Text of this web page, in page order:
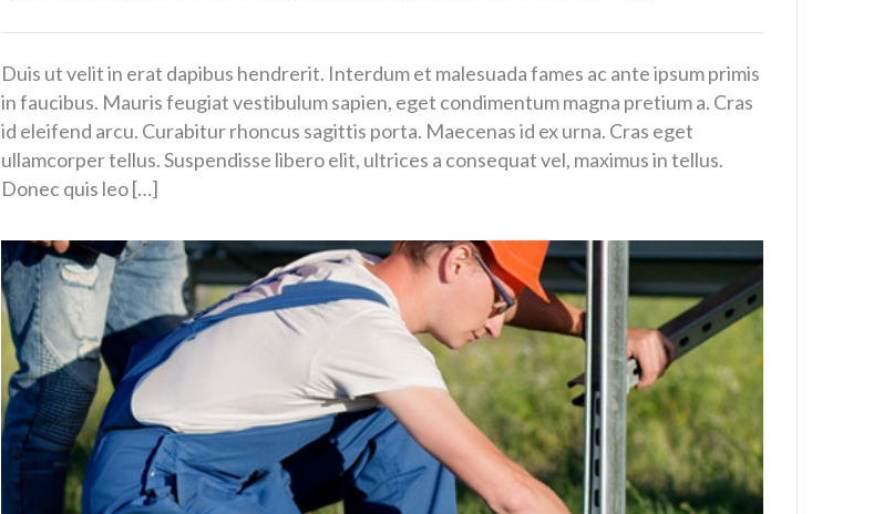
Duis ut velit in erat dapibus hendrerit. Interdum et malesuada fames ac ante ipsum primis
in faucibus. Mauris feugiat vestibulum sapien, eget condimentum magna pretium a. Cras
id eleifend arcu. Curabitur rhoncus sagittis porta. Maecenas id ex urna. Cras eget
ullamcorper tellus. Suspendisse libero elit, ultrices a consequat vel, maximus in tellus.
Donec quis leo […]